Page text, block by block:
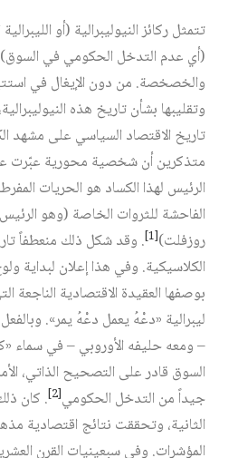
تتمثل ركائز النيوليبرالية (أو
(أي عدم التدخل الحكومي في
والخصخصة. من دون الإيغال في
وتقليبها بشأن تاريخ هذه
متذكرين أن شخصية محورية عبّرت عن
الرئيس لهذا الكساد هو الحريات
الفاحشة للثروات الخاصة (وهو
روزفلت)[1] . وقد شكل ذلك منعطفاً
الكلاسيكية. وفي هذا إعلان لبداية
بوصفها العقيدة الاقتصادية
ليبرالية «دعْهُ يعمل دعْهُ يمر».
– ومعه حليفه الأوروبي – في سماء
السوق قادر على التصحيح الذاتي،
جيداً من التدخل الحكومي[2] . كان
الثانية، وتحققت نتائج اقتصادية
المؤشرات. وفي سبعينيات القرن